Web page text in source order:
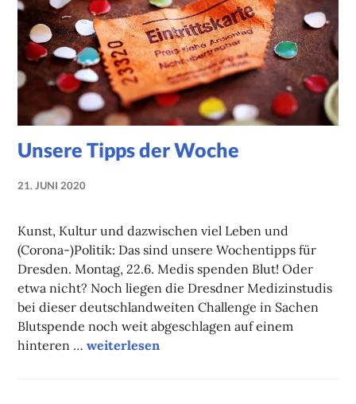
Unsere Tipps der Woche
21. JUNI 2020
Kunst, Kultur und dazwischen viel Leben und
(Corona-)Politik: Das sind unsere Wochentipps für
Dresden. Montag, 22.6. Medis spenden Blut! Oder
etwa nicht? Noch liegen die Dresdner Medizinstudis
bei dieser deutschlandweiten Challenge in Sachen
Blutspende noch weit abgeschlagen auf einem
hinteren …Unsere Tipps der Woche
weiterlesen